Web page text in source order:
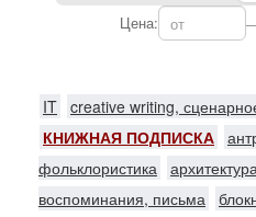
Цена:
IT creative writing,
КНИЖНАЯ ПОДПИСКА
фольклористика
воспоминания, письма